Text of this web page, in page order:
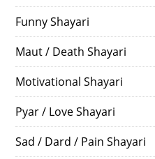
Funny Shayari
Maut / Death Shayari
Motivational Shayari
Pyar / Love Shayari
Sad / Dard / Pain Shayari